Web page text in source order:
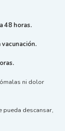
48 horas.
ni dolor
descansar,